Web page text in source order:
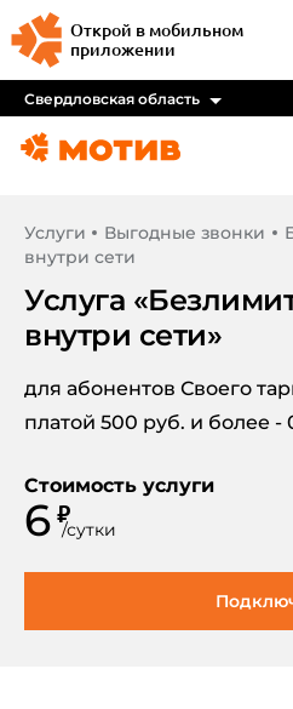
Открой в мобильном
приложении
Свердловская область
Услуги Выгодные звонки
внутри сети
Услуга «
внутри сети»
для абонентов Своего
платой 500 руб. и более -
Стоимость услуги
6 ₽
/сутки